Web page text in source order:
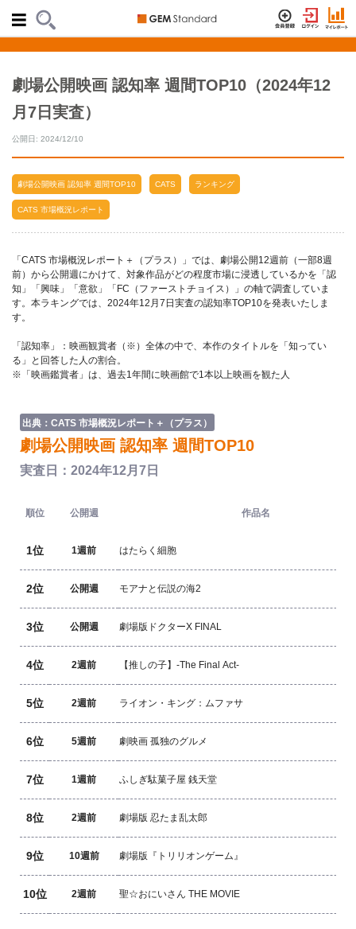
劇場公開映画 認知率 週間TOP10（2024年12
月7日実査）
公開日: 2024/12/10
劇場公開映画 認知率 週間TOP10 CATS ランキング
CATS 市場概況レポート
「CATS 市場概況レポート＋（プラス）」では、劇場公開12週前（一部8週
前）から公開週にかけて、対象作品がどの程度市場に浸透しているかを「認
知」「興味」「意欲」「FC（ファーストチョイス）」の軸で調査していま
す。本ラキングでは、2024年12月7日実査の認知率TOP10を発表いたしま
す。
「認知率」：映画観賞者（※）全体の中で、本作のタイトルを「知ってい
る」と回答した人の割合。
※「映画鑑賞者」は、過去1年間に映画館で1本以上映画を観た人
出典：CATS 市場概況レポート＋（プラス）
劇場公開映画 認知率 週間TOP10
実査日：2024年12月7日
順位 公開週 作品名
1位 1週前 はたらく細胞
2位 公開週 モアナと伝説の海2
3位 公開週 劇場版ドクターX FINAL
4位 2週前 【推しの子】-The Final Act-
5位 2週前 ライオン・キング：ムファサ
6位 5週前 劇映画 孤独のグルメ
7位 1週前 ふしぎ駄菓子屋 銭天堂
8位 2週前 劇場版 忍たま乱太郎
9位 10週前 劇場版『トリリオンゲーム』
10位 2週前 聖☆おにいさん THE MOVIE